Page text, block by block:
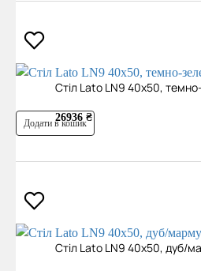
Cтіл Lato LN9 40x50,
26936 ₴
Додати в кошик
Cтіл Lato LN9 40х50, дуб/